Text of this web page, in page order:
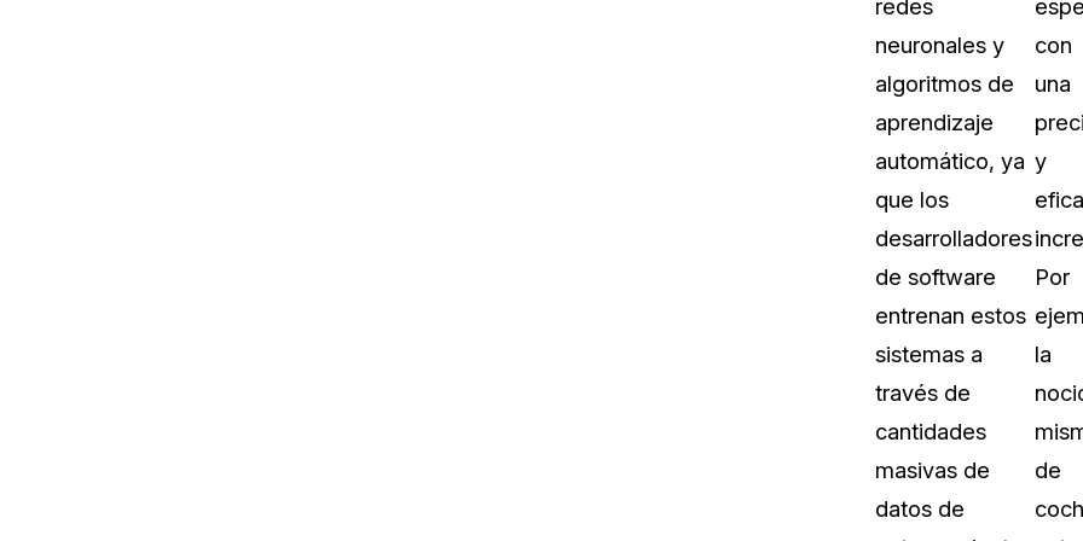
Más información sobre
Trabaja con nosotros
Únase a nuestro equipo y
construir el futuro de la redacción
Póngase en contacto con
redes
neuronales y
algoritmos de
aprendizaje
automático, ya
que los
desarrolladores
de software
entrenan estos
sistemas a
través de
cantidades
masivas de
datos de
con
una
y
Por
la
de